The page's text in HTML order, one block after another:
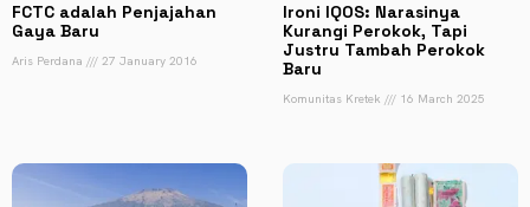
FCTC adalah Penjajahan
Gaya Baru
Aris Perdana 27 January 2016
Ironi IQOS: Narasinya
Kurangi Perokok, Tapi
Justru Tambah Perokok
Baru
Komunitas Kretek 16 March 2025